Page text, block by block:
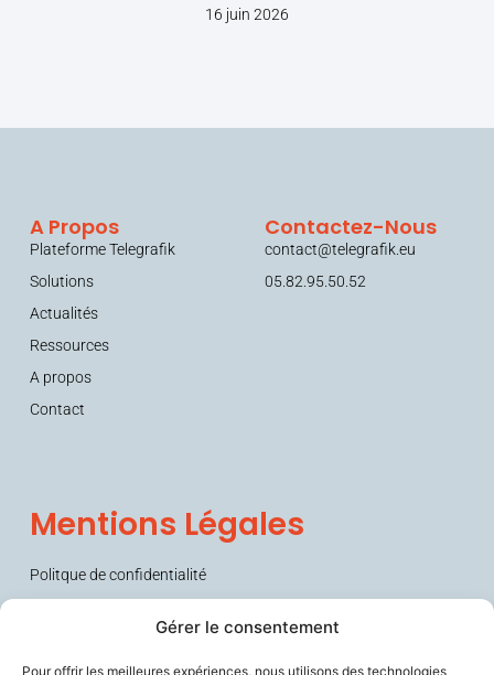
Gérer le consentement
Pour offrir les meilleures expériences, nous utilisons des technologies
16 juin 2026
A Propos
Plateforme Telegrafik
Solutions
Actualités
Ressources
A propos
Contact
Contactez-Nous
contact@telegrafik.eu
05.82.95.50.52
Mentions Légales
Politque de confidentialité